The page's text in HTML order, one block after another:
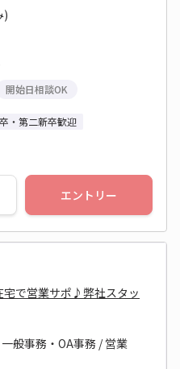
)
開始日相談OK
・第二新卒歓迎
エントリー
宅で営業サポ♪弊社スタッ
般事務・OA事務 / 営業